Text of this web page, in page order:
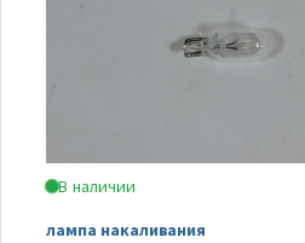
В наличии
лампа накаливания